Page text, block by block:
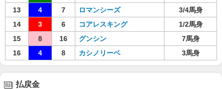
13
4 7 ロマンシーズ
3/4馬身
14
3 6 コアレスキング
1/2馬身
15
8 16 グンシン
7馬身
16
4 8 カシノリーベ 3馬身
払戻金